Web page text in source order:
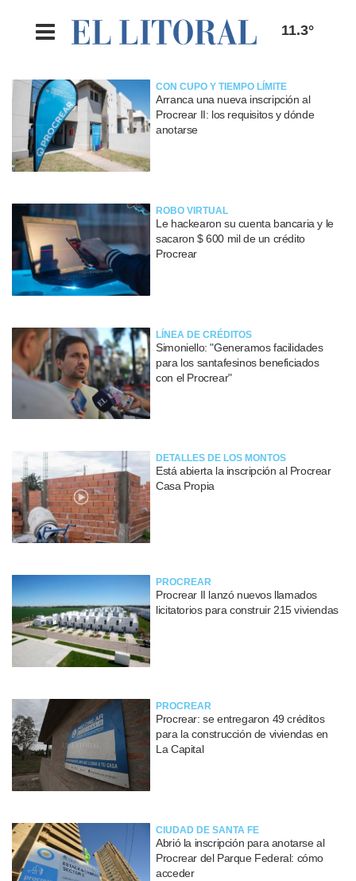
11.3°
CON CUPO Y TIEMPO LÍMITE
Arranca una nueva inscripción al
Procrear II: los requisitos y dónde
anotarse
ROBO VIRTUAL
Le hackearon su cuenta bancaria y le
sacaron $ 600 mil de un crédito
Procrear
LÍNEA DE CRÉDITOS
Simoniello: "Generamos facilidades
para los santafesinos beneficiados
con el Procrear"
DETALLES DE LOS MONTOS
Está abierta la inscripción al Procrear
Casa Propia
PROCREAR
Procrear II lanzó nuevos llamados
licitatorios para construir 215 viviendas
PROCREAR
Procrear: se entregaron 49 créditos
para la construcción de viviendas en
La Capital
CIUDAD DE SANTA FE
Abrió la inscripción para anotarse al
Procrear del Parque Federal: cómo
acceder